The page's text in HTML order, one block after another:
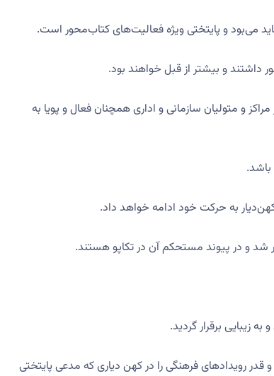
می‌بود و پایتختی ویژه فعالیت‌های کتاب‌محور است.
و بیشتر از قبل خواهند بود.
و متولیان سازمانی و اداری همچنان فعال و پویا به
باشد.
به حرکت خود ادامه خواهد داد.
شد و در پیوند مستحکم آن در تکاپو هستند.
زیبایی برقرار گردید.
رویداد‌های فرهنگی را در کهن دیاری که مدعی پایتختی